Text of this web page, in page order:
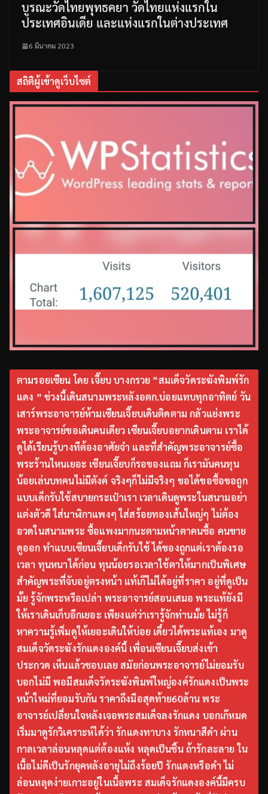
บูรณะวัดไทยพุทธคยา วัดไทยแห่งแรกใน
ประเทศอินเดีย และแห่งแรกในต่างประเทศ
6 มีนาคม 2023
สถิติผู้เข้าดูเว็บไซต์
ตามรอยเซียน โดย เจี๊ยบ บางกรวย “สมเด็จวัดระฆังพิมพ์รัก
แดง ” ช่วงนี้เดินสนามพระหลังอตก.บ่อยแทบทุกอาทิตย์ วัน
เสาร์พระอาจารย์ห้ามเซียนเจี๊ยบเดินติดตาม กลัวแย่งพระ
พระอาจารย์ขอเดินคนเดียว เซียนเจี๊ยบอยากเดินตาม เราได้
ดูได้เรียนรู้บางทีต้องอาศัยจำ และที่สำคัญพระอาจารย์ซื้อ
พระร้านไหนเยอะ เซียนเจี๊ยบก็รอของแถม ก็เรามันคนทุน
น้อยเล่นบทคนไม่มีตังค์ จริงๆก็ไม่มีจริงๆ ขอได้ขอซื้อขอถูก
แบบเด็กรับใช้สบายกระเป๋าเรา เวลาเดินดูพระในสนามอย่า
แต่งตัวดี ใส่นาฬิกาแพงๆ ใส่สร้อยทองเส้นใหญ่ๆ ไม่ต้อง
อวดในสนามพระ ซื้อแพงมากนะตามหน้าตาคนซื้อ คนขาย
ดูออก ทำแบบเซียนเจี๊ยบเด็กรับใช้ ได้ของถูกแต่เราต้องรอ
เวลา ทุนหนาได้ก่อน ทุนน้อยรอเวลาใช้ตาให้มากเป็นพิเศษ
สำคัญพระที่จับอยู่ตรงหน้า แท้เก๊ไม่ได้อยู่ที่ราคา อยู่ที่ดูเป็น
มั้ย รู้จักพระหรือเปล่า พระอาจารย์สอนเสมอ พระแท้ยังมี
ให้เราเดินเก็บอีกเยอะ เพียงแต่ว่าเรารู้จักท่านมั้ย ไม่รู้ก็
หาความรู้เพิ่มดูให้เยอะเดินให้บ่อย เดี๋ยวได้พระแท้เอง มาดู
สมเด็จวัดระฆังรักแดงองค์นี้ เพื่อนเซียนเจี๊ยบส่งเข้า
ประกวด เห็นแล้วชอบเลย สมัยก่อนพระอาจารย์ไม่ยอมรับ
บอกไม่มี พอมีสมเด็จวัดระฆังพิมพ์ใหญ่องค์รักแดงเป็นพระ
หน้าใหม่ที่ยอมรับกัน ราคาถึงมือสุดท้าย60ล้าน พระ
อาจารย์เปลี่ยนใจหลังเจอพระสมเด็จลงรักแดง บอกเก๊หมด
เริ่มมาดูรักวิเคราะห์ได้ว่า รักแดงทาบาง รักหนาสีดำ ผ่าน
กาลเวลาล่อนหลุดแต่ต้องแห้ง หลุดเป็นชิ้น ถ้ารักละลาย ใน
เนื้อไม่ดีเป็นรักยุคหลังอายุไม่ถึงร้อยปี รักแดงหรือดำ ไม่
ล่อนหลุดง่ายเกาะอยู่ในเนื้อพระ สมเด็จรักแดงองค์นี้มีครบ